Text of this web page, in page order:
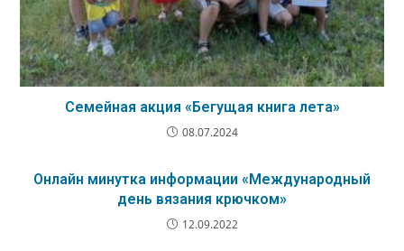
Семейная акция «Бегущая книга лета»
08.07.2024
Онлайн минутка информации «Международный
день вязания крючком»
12.09.2022